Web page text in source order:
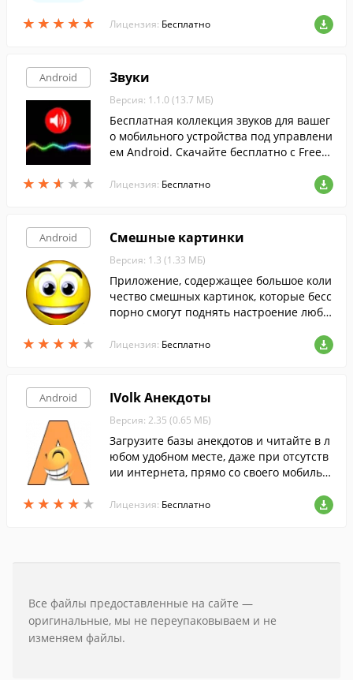
★ ★ ★ ★ ★
★ ★ ★ ★ ★ Лицензия: Бесплатно
Android
★ ★ ★ ★ ★
★ ★ ★ ★ ★
Звуки
Версия: 1.1.0 (13.7 МБ)
Бесплатная коллекция звуков для вашег
о мобильного устройства под управлени
ем Android. Скачайте бесплатно с FreeS
Лицензия: Бесплатно
Android
★ ★ ★ ★ ★
★ ★ ★ ★ ★
Смешные картинки
Версия: 1.3 (1.33 МБ)
Приложение, содержащее большое коли
чество смешных картинок, которые бесс
порно смогут поднять настроение любо
Лицензия: Бесплатно
Android
★ ★ ★ ★ ★
★ ★ ★ ★ ★
IVolk Анекдоты
Версия: 2.35 (0.65 МБ)
Загрузите базы анекдотов и читайте в л
юбом удобном месте, даже при отсутств
ии интернета, прямо со своего мобильн
Лицензия: Бесплатно
Все файлы предоставленные на сайте —
оригинальные, мы не переупаковываем и не
изменяем файлы.